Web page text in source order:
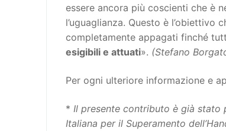
essere ancora più coscienti che è
l’uguaglianza. Questo è
completamente appagati finché
esigibili e attuati». (Stefano
Per ogni ulteriore informazione e
* Il presente contributo è già stato
Italiana per il Superamento